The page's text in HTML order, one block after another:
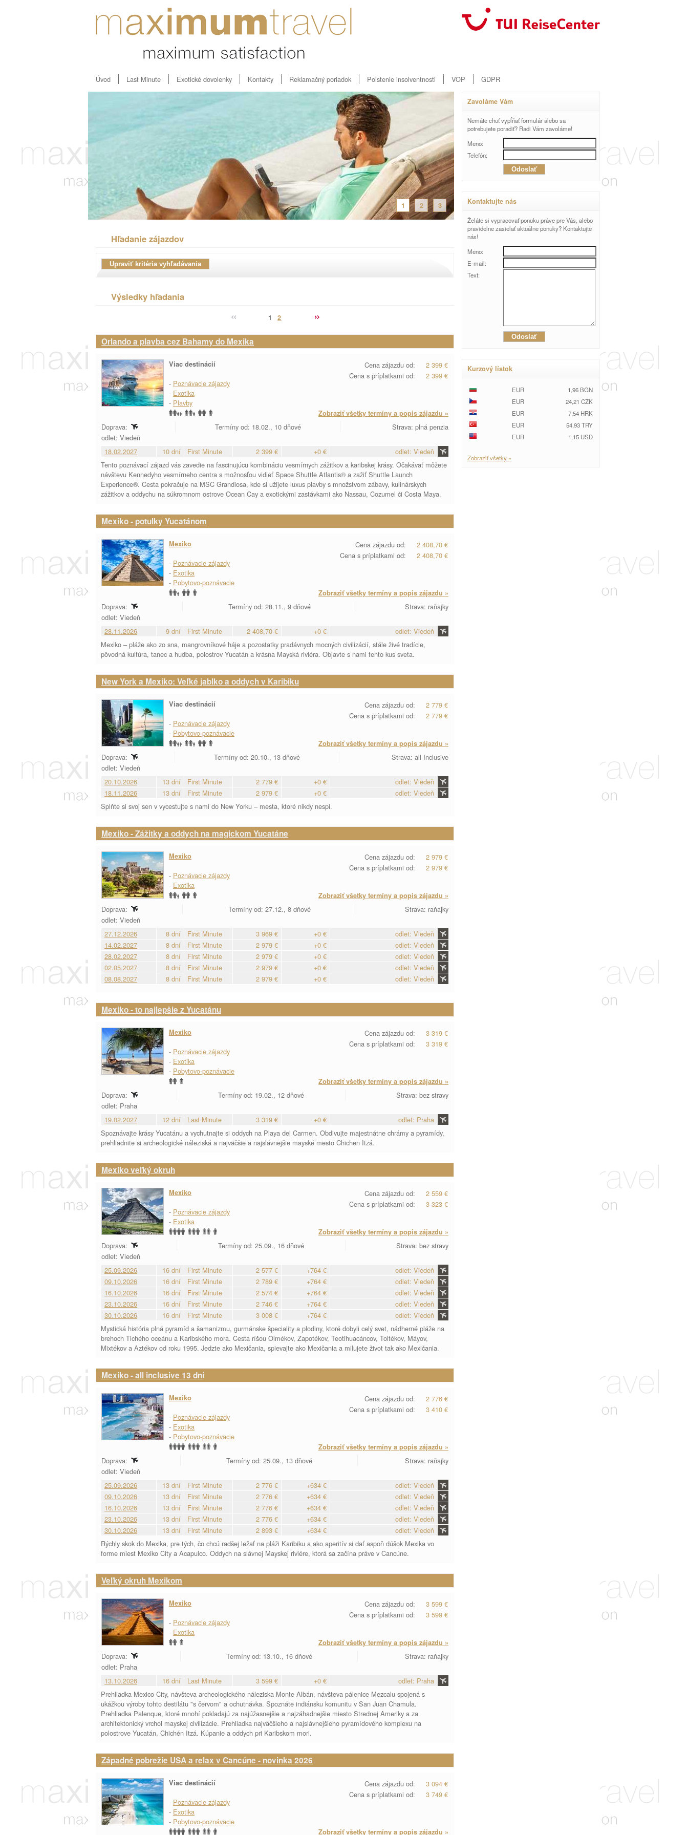
Úvod Last Minute Exotické dovolenky Kontakty Reklamačný poriadok Poistenie insolventnosti VOP GDPR
1 2 3
Hľadanie zájazdov
Výsledky hľadania
1 2
Orlando a plavba cez Bahamy do Mexika
Cena zájazdu od:
2 399 €
Cena s príplatkami od:
2 399 €
Viac destinácií
- Poznávacie zájazdy
- Exotika
- Plavby
Zobraziť všetky termíny a popis zájazdu »
Doprava: Termíny od: 18.02., 10 dňové
Strava: plná penzia
odlet: Viedeň
18.02.2027
10 dní First Minute 2 399 € +0 €
odlet: Viedeň
Tento poznávací zájazd vás zavedie na fascinujúcu kombináciu vesmírnych zážitkov a karibskej krásy. Očakávať môžete
návštevu Kennedyho vesmírneho centra s možnosťou vidieť Space Shuttle Atlantis® a zažiť Shuttle Launch
Experience®. Cesta pokračuje na MSC Grandiosa, kde si užijete luxus plavby s množstvom zábavy, kulinárskych
zážitkov a oddychu na súkromnom ostrove Ocean Cay a exotickými zastávkami ako Nassau, Cozumel či Costa Maya.
Mexiko - potulky Yucatánom
Cena zájazdu od:
2 408,70 €
Cena s príplatkami od:
2 408,70 €
Mexiko
- Poznávacie zájazdy
- Exotika
- Pobytovo-poznávacie
Zobraziť všetky termíny a popis zájazdu »
Doprava: Termíny od: 28.11., 9 dňové
Strava: raňajky
odlet: Viedeň
28.11.2026
9 dní First Minute 2 408,70 € +0 €
odlet: Viedeň
Mexiko – pláže ako zo sna, mangrovníkové háje a pozostatky pradávnych mocných civilizácií, stále živé tradície,
pôvodná kultúra, tanec a hudba, polostrov Yucatán a krásna Mayská riviéra. Objavte s nami tento kus sveta.
New York a Mexiko: Veľké jablko a oddych v Karibiku
Cena zájazdu od:
2 779 €
Cena s príplatkami od:
2 779 €
Viac destinácií
- Poznávacie zájazdy
- Pobytovo-poznávacie
Zobraziť všetky termíny a popis zájazdu »
Doprava: Termíny od: 20.10., 13 dňové
Strava: all Inclusive
odlet: Viedeň
20.10.2026
13 dní First Minute 2 779 € +0 €
odlet: Viedeň
18.11.2026
13 dní First Minute 2 979 € +0 €
odlet: Viedeň
Splňte si svoj sen v vycestujte s nami do New Yorku – mesta, ktoré nikdy nespi.
Mexiko - Zážitky a oddych na magickom Yucatáne
Cena zájazdu od:
2 979 €
Cena s príplatkami od:
2 979 €
Mexiko
- Poznávacie zájazdy
- Exotika
Zobraziť všetky termíny a popis zájazdu »
Doprava: Termíny od: 27.12., 8 dňové
Strava: raňajky
odlet: Viedeň
27.12.2026
8 dní First Minute 3 969 € +0 €
odlet: Viedeň
14.02.2027
8 dní First Minute 2 979 € +0 €
odlet: Viedeň
28.02.2027
8 dní First Minute 2 979 € +0 €
odlet: Viedeň
02.05.2027
8 dní First Minute 2 979 € +0 €
odlet: Viedeň
08.08.2027
8 dní First Minute 2 979 € +0 € odlet: Viedeň
Mexiko - to najlepšie z Yucatánu
Cena zájazdu od:
3 319 €
Cena s príplatkami od:
3 319 €
Mexiko
- Poznávacie zájazdy
- Exotika
- Pobytovo-poznávacie
Zobraziť všetky termíny a popis zájazdu »
Doprava: Termíny od: 19.02., 12 dňové
Strava: bez stravy
odlet: Praha
19.02.2027
12 dní Last Minute 3 319 € +0 €
odlet: Praha
Spoznávajte krásy Yucatánu a vychutnajte si oddych na Playa del Carmen. Obdivujte majestnátne chrámy a pyramídy,
prehliadnite si archeologické náleziská a najväčšie a najslávnejšie mayské mesto Chichen Itzá.
Mexiko veľký okruh
Cena zájazdu od:
2 559 €
Cena s príplatkami od:
3 323 €
Mexiko
- Poznávacie zájazdy
- Exotika
Zobraziť všetky termíny a popis zájazdu »
Doprava: Termíny od: 25.09., 16 dňové
Strava: bez stravy
odlet: Viedeň
25.09.2026
16 dní First Minute 2 577 € +764 €
odlet: Viedeň
09.10.2026
16 dní First Minute 2 789 € +764 €
odlet: Viedeň
16.10.2026
16 dní First Minute 2 574 € +764 €
odlet: Viedeň
23.10.2026
16 dní First Minute 2 746 € +764 €
odlet: Viedeň
30.10.2026
16 dní First Minute 3 008 € +764 €
odlet: Viedeň
Mystická história plná pyramíd a šamanizmu, gurmánske špeciality a plodiny, ktoré dobyli celý svet, nádherné pláže na
brehoch Tichého oceánu a Karibského mora. Cesta ríšou Olmékov, Zapotékov, Teotihuacáncov, Toltékov, Máyov,
Mixtékov a Aztékov od roku 1995. Jedzte ako Mexičania, spievajte ako Mexičania a milujete život tak ako Mexičania.
Mexiko - all inclusive 13 dní
Cena zájazdu od:
2 776 €
Cena s príplatkami od:
3 410 €
Mexiko
- Poznávacie zájazdy
- Exotika
- Pobytovo-poznávacie
Zobraziť všetky termíny a popis zájazdu »
Doprava: Termíny od: 25.09., 13 dňové
Strava: raňajky
odlet: Viedeň
25.09.2026
13 dní First Minute 2 776 € +634 €
odlet: Viedeň
09.10.2026
13 dní First Minute 2 776 € +634 €
odlet: Viedeň
16.10.2026
13 dní First Minute 2 776 € +634 €
odlet: Viedeň
23.10.2026
13 dní First Minute 2 776 € +634 €
odlet: Viedeň
30.10.2026
13 dní First Minute 2 893 € +634 €
odlet: Viedeň
Rýchly skok do Mexika, pre tých, čo chcú radšej ležať na pláži Karibiku a ako aperitív si dať aspoň dúšok Mexika vo
forme miest Mexiko City a Acapulco. Oddych na slávnej Mayskej riviére, ktorá sa začína práve v Cancúne.
Veľký okruh Mexikom
Cena zájazdu od:
3 599 €
Cena s príplatkami od:
3 599 €
Mexiko
- Poznávacie zájazdy
- Exotika
Zobraziť všetky termíny a popis zájazdu »
Doprava: Termíny od: 13.10., 16 dňové
Strava: raňajky
odlet: Praha
13.10.2026
16 dní Last Minute 3 599 € +0 €
odlet: Praha
Prehliadka Mexico City, návšteva archeologického náleziska Monte Albán, návšteva pálenice Mezcalu spojená s
ukážkou výroby tohto destilátu "s červom" a ochutnávka. Spoznáte indiánsku komunitu v San Juan Chamula.
Prehliadka Palenque, ktoré mnohí pokladajú za najúžasnejšie a najzáhadnejšie miesto Strednej Ameriky a za
architektonický vrchol mayskej civilizácie. Prehliadka najväčšieho a najslávnejšieho pyramídového komplexu na
polostrove Yucatán, Chichén Itzá. Kúpanie a oddych pri Karibskom mori.
Západné pobrežie USA a relax v Cancúne - novinka 2026
Cena zájazdu od:
3 094 €
Cena s príplatkami od:
3 749 €
Viac destinácií
- Poznávacie zájazdy
- Exotika
- Pobytovo-poznávacie
Zobraziť všetky termíny a popis zájazdu »
Zavoláme Vám
Nemáte chuť vypĺňať formulár alebo sa
potrebujete poradiť? Radi Vám zavoláme!
Meno:
Telefón:
Kontaktujte nás
Želáte si vypracovať ponuku práve pre Vás, alebo
pravidelne zasielať aktuálne ponuky? Kontaktujte
nás!
Meno:
E-mail:
Text:
Kurzový lístok
EUR
1,96 BGN
EUR
24,21 CZK
EUR
7,54 HRK
EUR
54,93 TRY
EUR
1,15 USD
Zobraziť všetky »